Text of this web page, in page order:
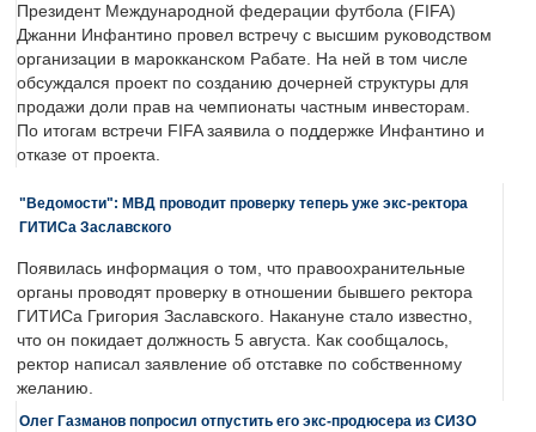
Президент Международной федерации футбола (FIFA)
Джанни Инфантино провел встречу с высшим руководством
организации в марокканском Рабате. На ней в том числе
обсуждался проект по созданию дочерней структуры для
продажи доли прав на чемпионаты частным инвесторам.
По итогам встречи FIFA заявила о поддержке Инфантино и
отказе от проекта.
"Ведомости": МВД проводит проверку теперь уже экс-ректора
ГИТИСа Заславского
Появилась информация о том, что правоохранительные
органы проводят проверку в отношении бывшего ректора
ГИТИСа Григория Заславского. Накануне стало известно,
что он покидает должность 5 августа. Как сообщалось,
ректор написал заявление об отставке по собственному
желанию.
Олег Газманов попросил отпустить его экс-продюсера из СИЗО